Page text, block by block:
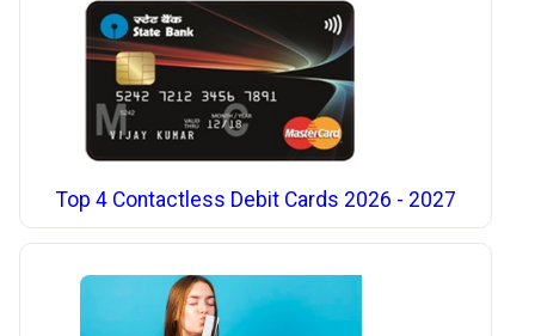
Top 4 Contactless Debit Cards 2026 - 2027